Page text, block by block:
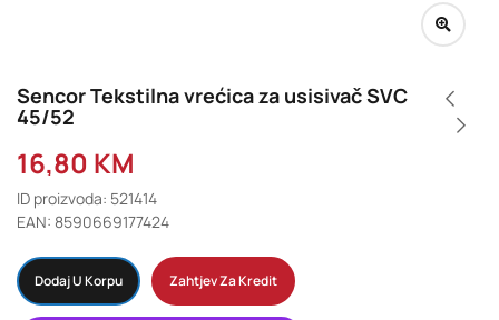
Sencor Tekstilna vrećica za usisivač SVC
45/52
16,80 KM
ID proizvoda: 521414
EAN: 8590669177424
Dodaj U Korpu Zahtjev Za Kredit